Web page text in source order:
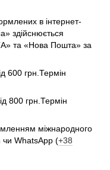
в інтернет-
здійснюється
та «Нова Пошта» за
600 грн.Термін
800 грн.Термін
міжнародного
WhatsApp (+38